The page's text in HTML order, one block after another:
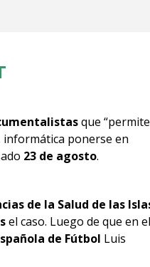
que “permite
informática ponerse en
23 de agosto.
de la Salud de las
el caso. Luego de que en el
de Fútbol Luis